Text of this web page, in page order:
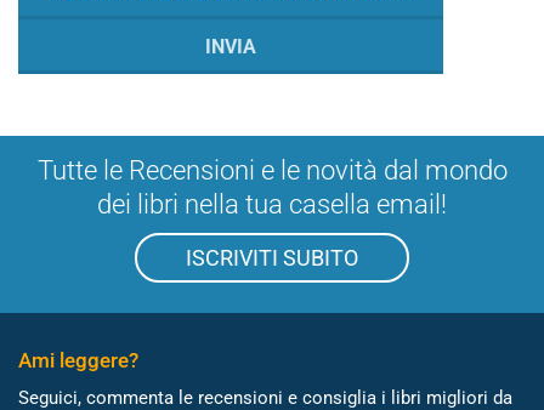
Tutte le Recensioni e le novità dal mondo
dei libri nella tua casella email!
ISCRIVITI SUBITO
Ami leggere?
Seguici, commenta le recensioni e consiglia i libri migliori da